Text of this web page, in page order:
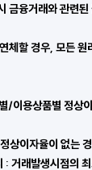
금융거래와 관련
체할 경우, 모든
/이용상품별 정
상이자율이 없는
: 거래발생시점의